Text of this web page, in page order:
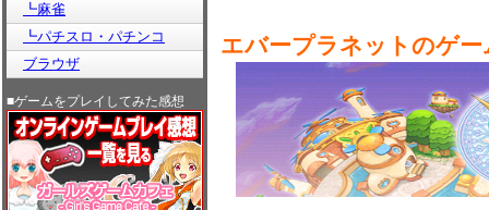
┗麻雀
┗パチスロ・パチンコ
ブラウザ
■ゲームをプレイしてみた感想
エバープラネットのゲー